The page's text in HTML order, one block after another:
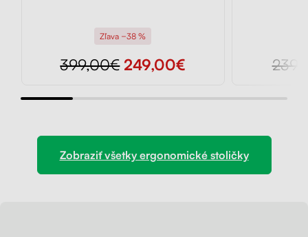
Zľava −38 %
399,00€249,00€
Zobraziť všetky ergonomické stoličky